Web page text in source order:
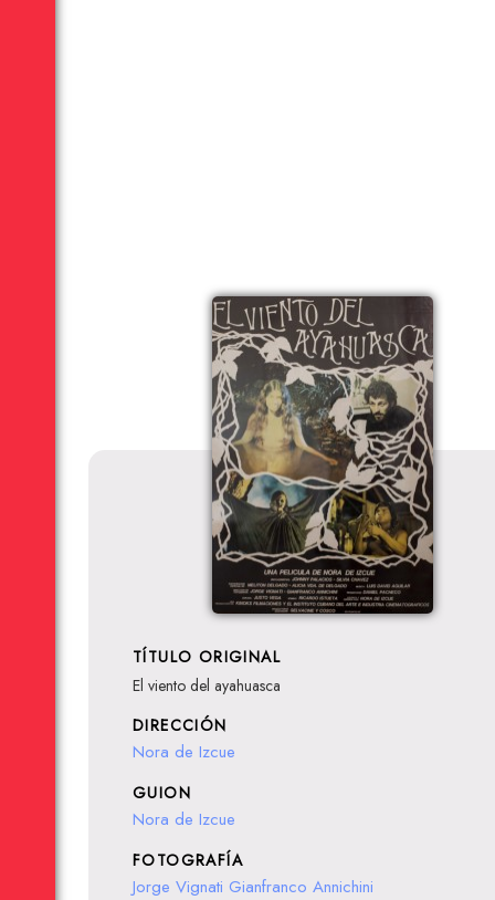
TÍTULO ORIGINAL
El viento del ayahuasca
DIRECCIÓN
Nora de Izcue
GUION
Nora de Izcue
FOTOGRAFÍA
Jorge Vignati Gianfranco Annichini